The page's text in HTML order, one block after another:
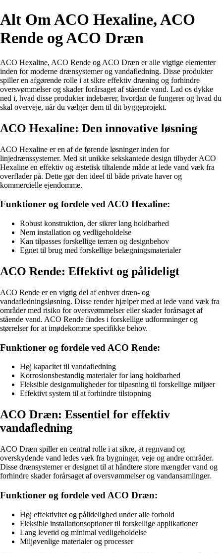
Alt Om ACO Hexaline, ACO
Rende og ACO Dræn
ACO Hexaline, ACO Rende og ACO Dræn er alle vigtige elementer
inden for moderne drænsystemer og vandafledning. Disse produkter
spiller en afgørende rolle i at sikre effektiv dræning og forhindre
oversvømmelser og skader forårsaget af stående vand. Lad os dykke
ned i, hvad disse produkter indebærer, hvordan de fungerer og hvad du
skal overveje, når du vælger dem til dit byggeprojekt.
ACO Hexaline: Den innovative løsning
ACO Hexaline er en af de førende løsninger inden for
linjedrænssystemer. Med sit unikke sekskantede design tilbyder ACO
Hexaline en effektiv og æstetisk tiltalende måde at lede vand væk fra
overflader på. Dette gør den ideel til både private haver og
kommercielle ejendomme.
Funktioner og fordele ved ACO Hexaline:
Robust konstruktion, der sikrer lang holdbarhed
Nem installation og vedligeholdelse
Kan tilpasses forskellige terræn og designbehov
Egnet til brug med forskellige belægningsmaterialer
ACO Rende: Effektivt og pålideligt
ACO Rende er en vigtig del af enhver dræn- og
vandafledningsløsning. Disse render hjælper med at lede vand væk fra
områder med risiko for oversvømmelser eller skader forårsaget af
stående vand. ACO Rende findes i forskellige udformninger og
størrelser for at imødekomme specifikke behov.
Funktioner og fordele ved ACO Rende:
Høj kapacitet til vandafledning
Korrosionsbestandig materialer for lang holdbarhed
Fleksible designmuligheder for tilpasning til forskellige miljøer
Effektivt system til at forhindre tilstopning
ACO Dræn: Essentiel for effektiv
vandafledning
ACO Dræn spiller en central rolle i at sikre, at regnvand og
overskydende vand ledes væk fra bygninger, veje og andre områder.
Disse drænsystemer er designet til at håndtere store mængder vand og
forhindre skader forårsaget af oversvømmelser og vandansamlinger.
Funktioner og fordele ved ACO Dræn:
Høj effektivitet og pålidelighed under alle forhold
Fleksible installationsoptioner til forskellige applikationer
Lang levetid og minimal vedligeholdelse
Miljøvenlige materialer og processer